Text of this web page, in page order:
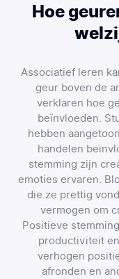
Hoe
Associatief leren
geur boven de
verklaren hoe
beïnvloeden.
hebben
handelen
stemming zijn
emoties ervaren.
die ze prettig
vermogen om
Positieve
productiviteit
verhogen
afronden en